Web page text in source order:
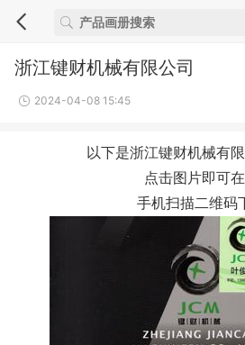
浙江键财机械有限公司
2024-04-08 15:45
以下是浙江键财机械有
点击图片即可
手机扫描二维码